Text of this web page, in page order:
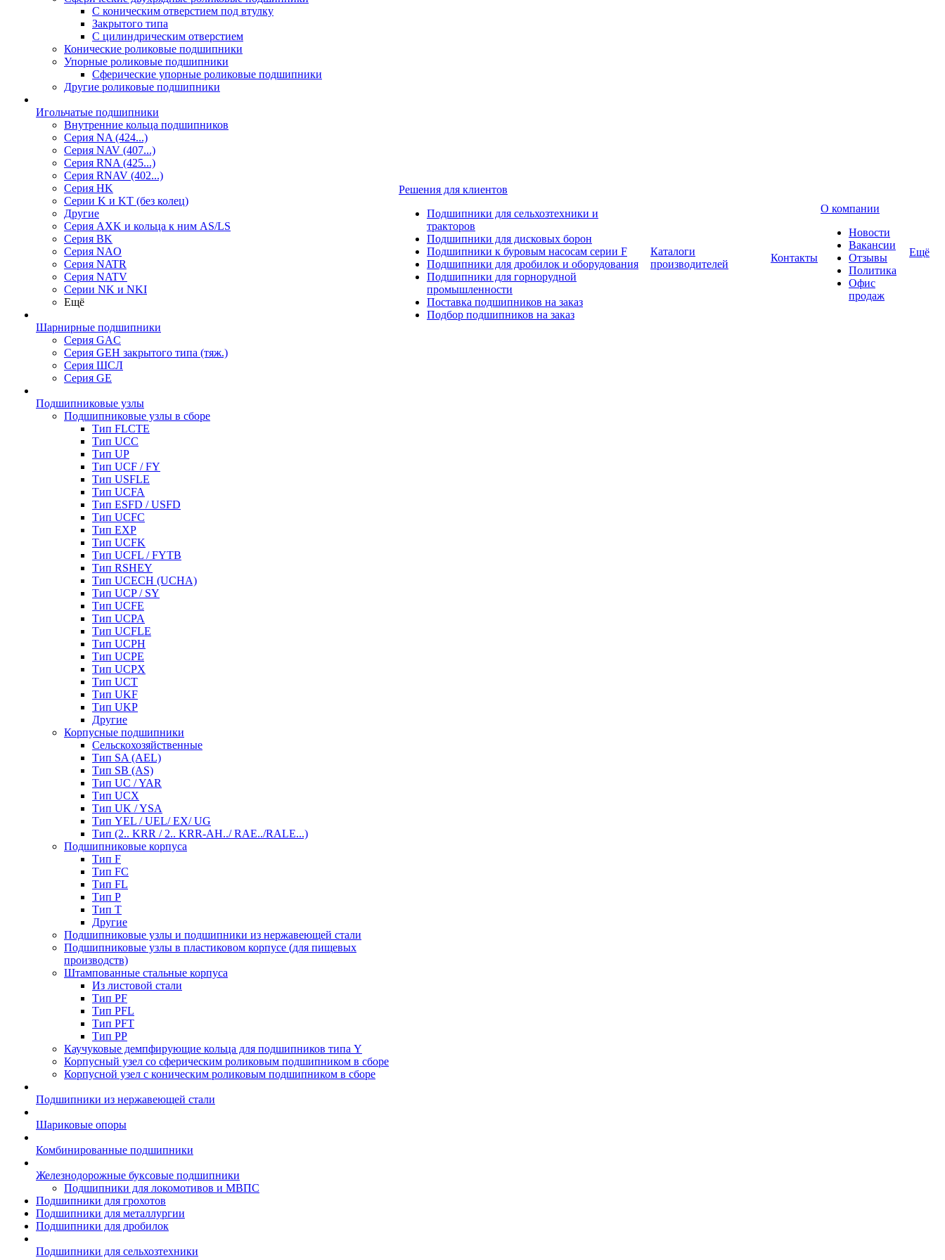
С коническим отверстием под втулку
Закрытого типа
С цилиндрическим отверстием
Конические роликовые подшипники
Упорные роликовые подшипники
Сферические упорные роликовые подшипники
Другие роликовые подшипники
Игольчатые подшипники
Внутренние кольца подшипников
Серия NA (424...)
Серия NAV (407...)
Серия RNA (425...)
Серия RNAV (402...)
Серия HK
Серии K и KT (без колец)
Другие
Серия AXK и кольца к ним AS/LS
Серия BK
Серия NAO
Серия NATR
Серия NATV
Серии NK и NKI
Ещё
Шарнирные подшипники
Серия GAC
Серия GEH закрытого типа (тяж.)
Серия ШСЛ
Серия GE
Подшипниковые узлы
Подшипниковые узлы в сборе
Тип FLCTE
Тип UCC
Тип UP
Тип UCF / FY
Тип USFLE
Тип UCFA
Тип ESFD / USFD
Тип UCFC
Тип EXP
Тип UCFK
Тип UCFL / FYTB
Тип RSHEY
Тип UCECH (UCHA)
Тип UCP / SY
Тип UCFE
Тип UCPA
Тип UCFLE
Тип UCPH
Тип UCPE
Тип UCPX
Тип UCT
Тип UKF
Тип UKP
Другие
Корпусные подшипники
Сельскохозяйственные
Тип SA (AEL)
Тип SB (AS)
Тип UC / YAR
Тип UCX
Тип UK / YSA
Тип YEL / UEL/ EX/ UG
Тип (2.. KRR / 2.. KRR-AH../ RAE../RALE...)
Подшипниковые корпуса
Тип F
Тип FC
Тип FL
Тип P
Тип T
Другие
Подшипниковые узлы и подшипники из нержавеющей стали
Подшипниковые узлы в пластиковом корпусе (для пищевых
производств)
Штампованные стальные корпуса
Из листовой стали
Тип PF
Тип PFL
Тип PFT
Тип PP
Каучуковые демпфирующие кольца для подшипников типа Y
Корпусный узел со сферическим роликовым подшипником в сборе
Корпусной узел с коническим роликовым подшипником в сборе
Подшипники из нержавеющей стали
Шариковые опоры
Комбинированные подшипники
Железнодорожные буксовые подшипники
Подшипники для локомотивов и МВПС
Подшипники для грохотов
Подшипники для металлургии
Подшипники для дробилок
Подшипники для сельхозтехники
Решения для клиентов
Подшипники для сельхозтехники и
тракторов
Подшипники для дисковых борон
Подшипники к буровым насосам серии F
Подшипники для дробилок и оборудования
Подшипники для горнорудной
промышленности
Поставка подшипников на заказ
Подбор подшипников на заказ
Каталоги
производителей
Контакты
О компании
Новости
Вакансии
Отзывы
Политика
Офис
продаж
Ещё